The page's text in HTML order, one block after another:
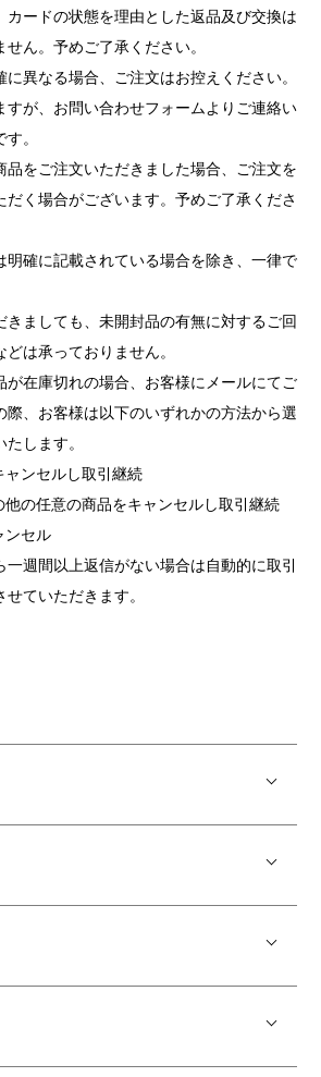
カードの状態を理由とした返品及び交換は
ん。予めご了承ください。
に異なる場合、ご注文はお控えください。
が、お問い合わせフォームよりご連絡い
。
をご注文いただきました場合、ご注文を
だく場合がございます。予めご了承くださ
明確に記載されている場合を除き、一律で
ましても、未開封品の有無に対するご回
は承っておりません。
が在庫切れの場合、お客様にメールにてご
際、お客様は以下のいずれかの方法から選
します。
ンセルし取引継続
の任意の商品をキャンセルし取引継続
ンセル
一週間以上返信がない場合は自動的に取引
ていただきます。